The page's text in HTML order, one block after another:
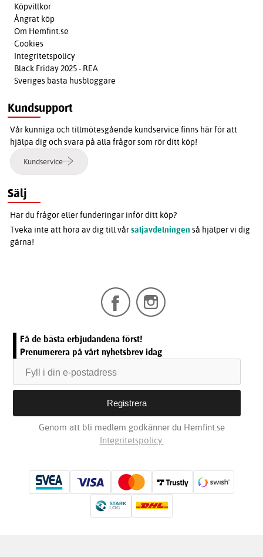
Köpvillkor
Ångrat köp
Om Hemfint.se
Cookies
Integritetspolicy
Black Friday 2025 - REA
Sveriges bästa husbloggare
Kundsupport
Vår kunniga och tillmötesgående kundservice finns här för att
hjälpa dig och svara på alla frågor som rör ditt köp!
Kundservice
Sälj
Har du frågor eller funderingar inför ditt köp?
Tveka inte att höra av dig till vårsäljavdelningen så hjälper vi dig
gärna!
Få de bästa erbjudandena först!
Prenumerera på vårt nyhetsbrev idag
Genom att bli medlem godkänner du Hemfint.se
Integritetspolicy.